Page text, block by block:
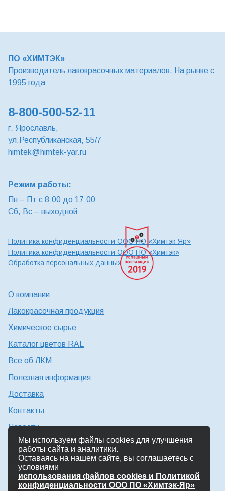
ПО «ХИМТЭК»
Производитель лакокрасочных материалов. На рынке с
1995 года
8-800-500-52-11
г. Ярославль,
ул.Республиканская, 55/7
himtek@himtek-yar.ru
Режим работы:
Пн – Пт с 8:00 до 17:00
Сб, Вс – выходной
Политика конфиденциальности ООО ПО «Химтэк-Яр»
Политика конфиденциальности ООО ПО «Химтэк»
Обработка персональных данных
О компании
Лакокрасочная продукция
Химическое сырье
Каталог цветов RAL
Все об ЛКМ
Полезная информация
Доставка
Контакты
Новости
Консультация технолога
Работа в Химтэк
Мы используем файлы cookies для улучшения
работы сайта и аналитики.
Оставаясь на нашем сайте, вы соглашаетесь с
условиями
использования файлов cookies и Политикой
конфиденциальности ООО ПО «Химтэк-Яр»